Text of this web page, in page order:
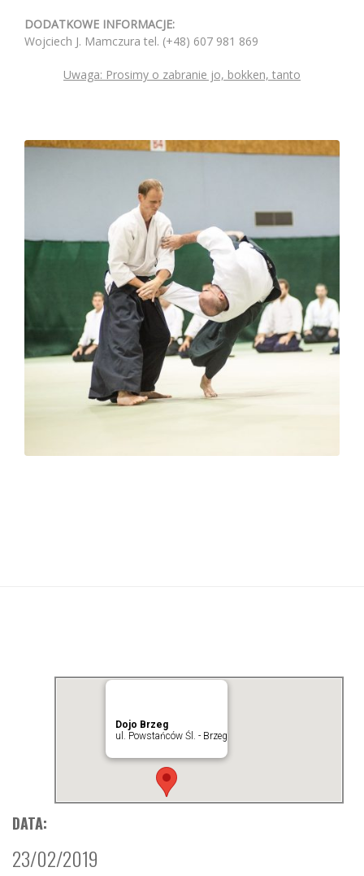
DODATKOWE INFORMACJE:
Wojciech J. Mamczura tel. (+48) 607 981 869
Uwaga: Prosimy o zabranie jo, bokken, tanto
Dojo Brzeg
ul. Powstańców Śl. - Brzeg
DATA:
23/02/2019